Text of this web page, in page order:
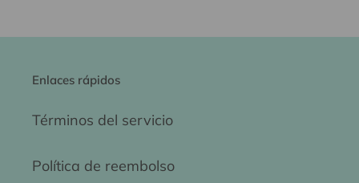
Enlaces rápidos
Términos del servicio
Política de reembolso